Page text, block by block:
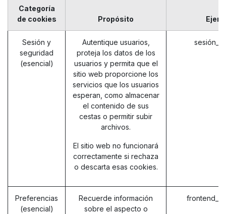
Categoría
de cookies
Propósito
Sesión y
seguridad
(esencial)
Autentique usuarios,
proteja los datos de los
usuarios y permita que el
sitio web proporcione los
servicios que los usuarios
esperan, como almacenar
el contenido de sus
cestas o permitir subir
archivos.
El sitio web no funcionará
correctamente si rechaza
o descarta esas cookies.
Preferencias
(esencial)
Recuerde información
sobre el aspecto o